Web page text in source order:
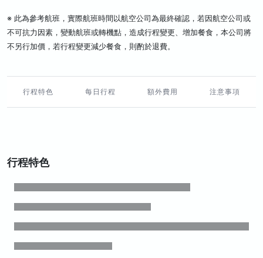
※ 此為參考航班，實際航班時間以航空公司為最終確認，若因航空公司或
不可抗力因素，變動航班或轉機點，造成行程變更、增加餐食，本公司將
不另行加價，若行程變更減少餐食，則酌於退費。
行程特色 每日行程 額外費用 注意事項
行程特色